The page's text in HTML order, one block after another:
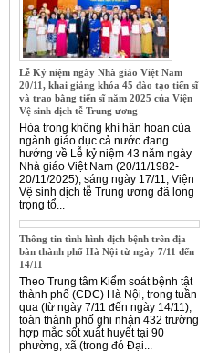
Lễ Kỷ niệm ngày Nhà giáo Việt Nam
20/11, khai giảng khóa 45 đào tạo tiến sĩ
và trao bằng tiến sĩ năm 2025 của Viện
Vệ sinh dịch tễ Trung ương
Hòa trong không khí hân hoan của
ngành giáo dục cả nước đang
hướng về Lễ kỷ niệm 43 năm ngày
Nhà giáo Việt Nam (20/11/1982-
20/11/2025), sáng ngày 17/11, Viện
Vệ sinh dịch tễ Trung ương đã long
trọng tổ...
Thông tin tình hình dịch bệnh trên địa
bàn thành phố Hà Nội từ ngày 7/11 đến
14/11
Theo Trung tâm Kiểm soát bệnh tật
thành phố (CDC) Hà Nội, trong tuần
qua (từ ngày 7/11 đến ngày 14/11),
toàn thành phố ghi nhận 432 trường
hợp mắc sốt xuất huyết tại 90
phường, xã (trong đó Đại...